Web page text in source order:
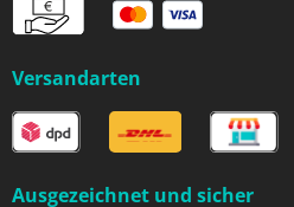
Versandarten
Ausgezeichnet und sicher